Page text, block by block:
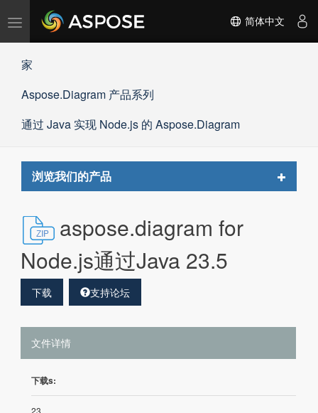
切
航
简体中文
家
Aspose.Diagram 产品系列
通过 Java 实现 Node.js 的 Aspose.Diagram
浏览我们的产品
Toggle
aspose.diagram for
Node.js通过Java 23.5
下载 支持论坛
文件详情
下载s:
23